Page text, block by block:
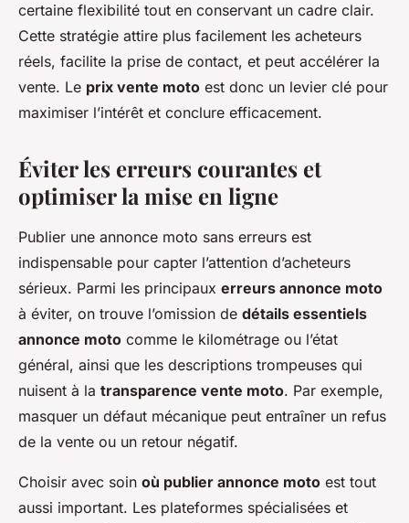
certaine flexibilité tout en conservant un cadre clair.
Cette stratégie attire plus facilement les acheteurs
réels, facilite la prise de contact, et peut accélérer la
vente. Le prix vente moto est donc un levier clé pour
maximiser l’intérêt et conclure efficacement.
Éviter les erreurs courantes et
optimiser la mise en ligne
Publier une annonce moto sans erreurs est
indispensable pour capter l’attention d’acheteurs
sérieux. Parmi les principaux erreurs annonce moto
à éviter, on trouve l’omission de détails essentiels
annonce moto comme le kilométrage ou l’état
général, ainsi que les descriptions trompeuses qui
nuisent à la transparence vente moto. Par exemple,
masquer un défaut mécanique peut entraîner un refus
de la vente ou un retour négatif.
Choisir avec soin où publier annonce moto est tout
aussi important. Les plateformes spécialisées et